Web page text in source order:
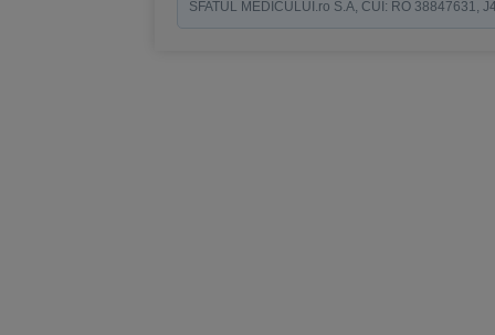
SFATUL MEDICULUI.ro S.A, CUI: RO 38847631,